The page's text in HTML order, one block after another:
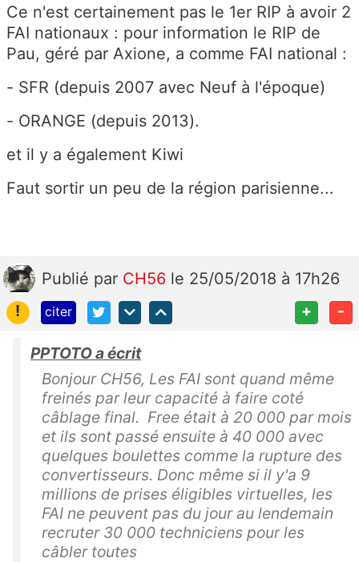
Ce n'est certainement pas le 1er RIP à avoir 2
FAI nationaux : pour information le RIP de
Pau, géré par Axione, a comme FAI national :
- SFR (depuis 2007 avec Neuf à l'époque)
- ORANGE (depuis 2013).
et il y a également Kiwi
Faut sortir un peu de la région parisienne...
Publié par CH56 le 25/05/2018 à 17h26
!
citer + -
PPTOTO a écrit
Bonjour CH56, Les FAI sont quand même
freinés par leur capacité à faire coté
câblage final. Free était à 20 000 par mois
et ils sont passé ensuite à 40 000 avec
quelques boulettes comme la rupture des
convertisseurs. Donc même si il y'a 9
millions de prises éligibles virtuelles, les
FAI ne peuvent pas du jour au lendemain
recruter 30 000 techniciens pour les
câbler toutes